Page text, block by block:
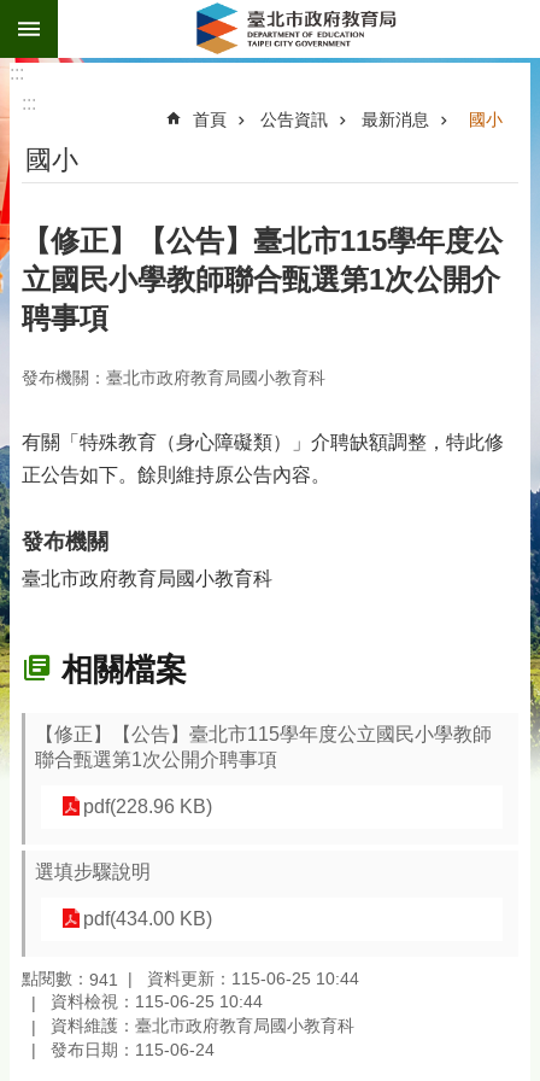
跳到主要內容區塊
:::
:::
首頁 公告資訊 最新消息 國小
國小
【修正】【公告】臺北市115學年度公
立國民小學教師聯合甄選第1次公開介
聘事項
發布機關：臺北市政府教育局國小教育科
有關「特殊教育（身心障礙類）」介聘缺額調整，特此修
正公告如下。餘則維持原公告內容。
發布機關
臺北市政府教育局國小教育科
相關檔案
【修正】【公告】臺北市115學年度公立國民小學教師
聯合甄選第1次公開介聘事項
pdf(228.96 KB)
選填步驟說明
pdf(434.00 KB)
點閱數： 941
資料更新：115-06-25 10:44
資料檢視：115-06-25 10:44
資料維護：臺北市政府教育局國小教育科
發布日期：115-06-24